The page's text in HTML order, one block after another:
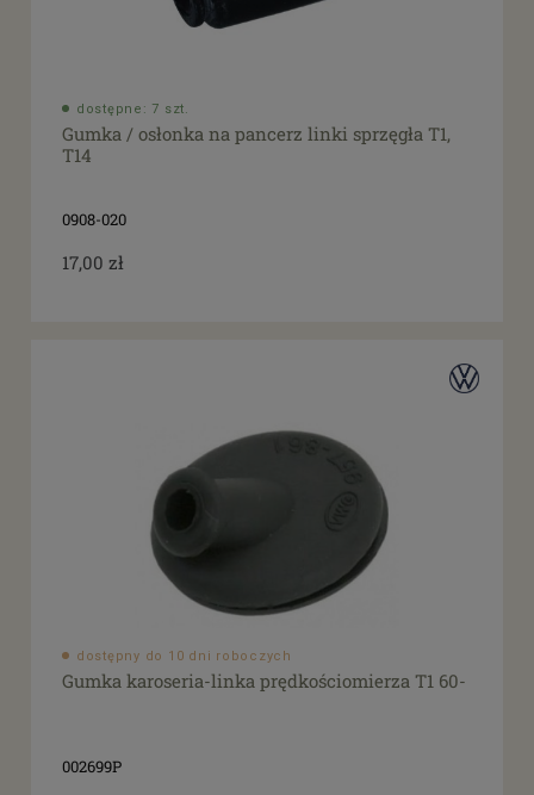
dostępne: 7 szt.
Gumka / osłonka na pancerz linki sprzęgła T1,
T14
0908-020
17,00 zł
dostępny do 10 dni roboczych
Gumka karoseria-linka prędkościomierza T1 60-
002699P